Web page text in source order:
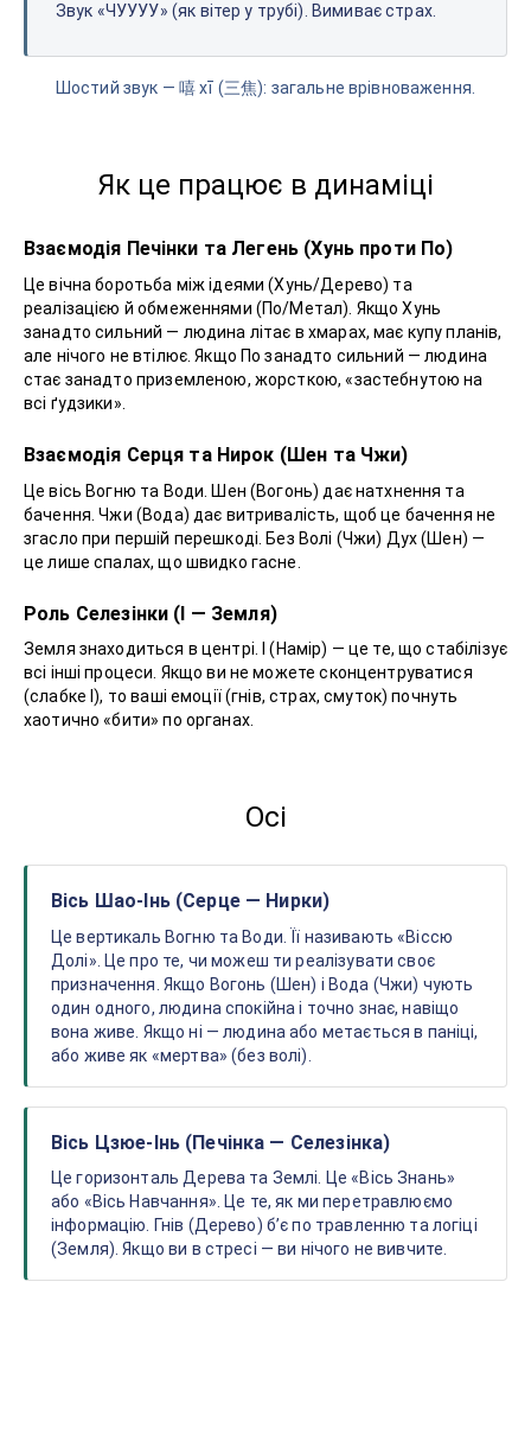
Звук «ЧУУУУ» (як вітер у трубі). Вимиває страх.
Шостий звук — 嘻 xī (三焦): загальне врівноваження.
Як це працює в динаміці
Взаємодія Печінки та Легень (Хунь проти По)
Це вічна боротьба між ідеями (Хунь/Дерево) та
реалізацією й обмеженнями (По/Метал). Якщо Хунь
занадто сильний — людина літає в хмарах, має купу планів,
але нічого не втілює. Якщо По занадто сильний — людина
стає занадто приземленою, жорсткою, «застебнутою на
всі ґудзики».
Взаємодія Серця та Нирок (Шен та Чжи)
Це вісь Вогню та Води. Шен (Вогонь) дає натхнення та
бачення. Чжи (Вода) дає витривалість, щоб це бачення не
згасло при першій перешкоді. Без Волі (Чжи) Дух (Шен) —
це лише спалах, що швидко гасне.
Роль Селезінки (І — Земля)
Земля знаходиться в центрі. І (Намір) — це те, що стабілізує
всі інші процеси. Якщо ви не можете сконцентруватися
(слабке І), то ваші емоції (гнів, страх, смуток) почнуть
хаотично «бити» по органах.
Осі
Вісь Шао-Інь (Серце — Нирки)
Це вертикаль Вогню та Води. Її називають «Віссю
Долі». Це про те, чи можеш ти реалізувати своє
призначення. Якщо Вогонь (Шен) і Вода (Чжи) чують
один одного, людина спокійна і точно знає, навіщо
вона живе. Якщо ні — людина або метається в паніці,
або живе як «мертва» (без волі).
Вісь Цзюе-Інь (Печінка — Селезінка)
Це горизонталь Дерева та Землі. Це «Вісь Знань»
або «Вісь Навчання». Це те, як ми перетравлюємо
інформацію. Гнів (Дерево) бʼє по травленню та логіці
(Земля). Якщо ви в стресі — ви нічого не вивчите.